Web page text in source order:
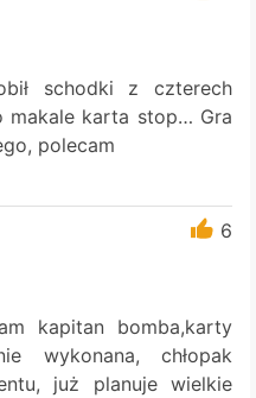
schodki z czterech
karta stop… Gra
polecam
6
kapitan bomba,karty
wykonana, chłopak
już planuje wielkie